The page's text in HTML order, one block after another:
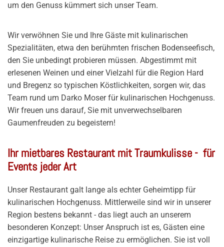
um den Genuss kümmert sich unser Team.
Wir verwöhnen Sie und Ihre Gäste mit kulinarischen
Spezialitäten, etwa den berühmten frischen Bodenseefisch,
den Sie unbedingt probieren müssen. Abgestimmt mit
erlesenen Weinen und einer Vielzahl für die Region Hard
und Bregenz so typischen Köstlichkeiten, sorgen wir, das
Team rund um Darko Moser für kulinarischen Hochgenuss.
Wir freuen uns darauf, Sie mit unverwechselbaren
Gaumenfreuden zu begeistern!
Ihr mietbares Restaurant mit Traumkulisse - für
Events jeder Art
Unser Restaurant galt lange als echter Geheimtipp für
kulinarischen Hochgenuss. Mittlerweile sind wir in unserer
Region bestens bekannt - das liegt auch an unserem
besonderen Konzept: Unser Anspruch ist es, Gästen eine
einzigartige kulinarische Reise zu ermöglichen. Sie ist voll